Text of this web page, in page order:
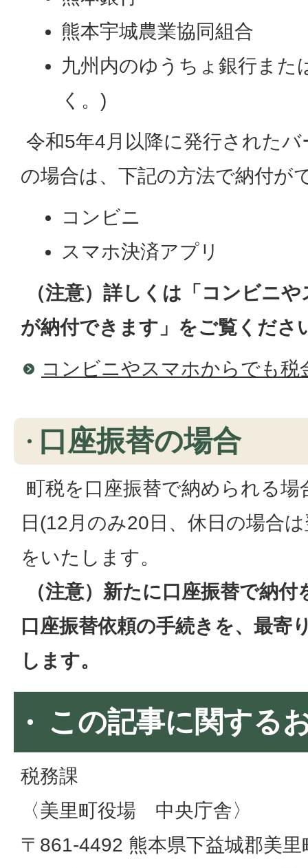
熊本宇城農業協同組合
九州内のゆうちょ銀行また
く。)
令和5年4月以降に発行された
の場合は、下記の方法で納付が
コンビニ
スマホ決済アプリ
（注意）詳しくは「コンビニ
が納付できます」をご覧くださ
コンビニやスマホからでも税
口座振替の場合
町税を口座振替で納められる場
日(12月のみ20日、休日の場合
をいたします。
（注意）新たに口座振替で納
口座振替依頼の手続きを、最寄
します。
この記事に関する
税務課
〈美里町役場 中央庁舎〉
〒861-4492 熊本県下益城郡美